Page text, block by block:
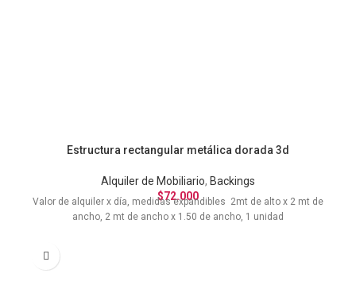
Estructura rectangular metálica dorada 3d
Alquiler de Mobiliario, Backings
$72.000
Valor de alquiler x día, medidas expandibles 2mt de alto x 2 mt de
ancho, 2 mt de ancho x 1.50 de ancho, 1 unidad